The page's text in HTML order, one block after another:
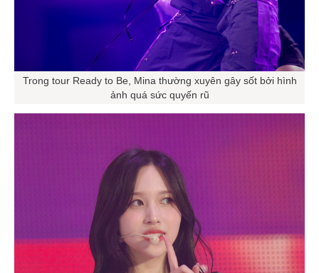
Trong tour Ready to Be, Mina thường xuyên gây sốt bởi hình
ảnh quá sức quyến rũ